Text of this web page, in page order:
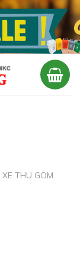
XE THU GOM